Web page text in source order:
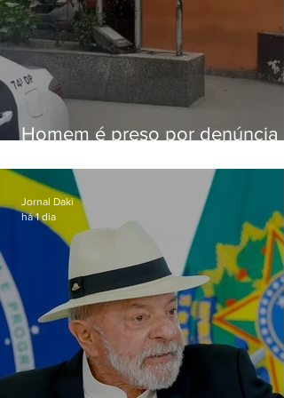
Homem é preso por denúncia
Alcântara
Jornal Daki
há 1 dia